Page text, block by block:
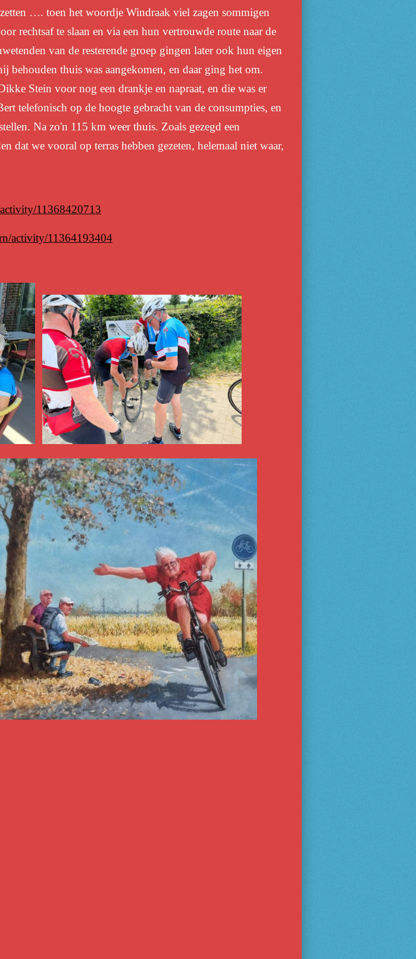
…. toen het woordje Windraak viel zagen sommigen
rechtsaf te slaan en via een hun vertrouwde route naar de
van de resterende groep gingen later ook hun eigen
behouden thuis was aangekomen, en daar ging het om.
Stein voornog een drankje en napraat, en die was er
telefonisch op de hoogte gebracht van de consumpties, en
Na zo'n 115 km weer thuis. Zoals gezegd een
dat we vooral op terras hebben gezeten, helemaal niet waar,
11368420713
activity/11364193404